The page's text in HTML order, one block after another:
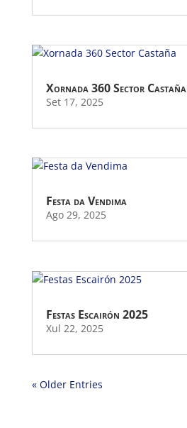
Xornada 360 Sector Castaña
Set 17, 2025
Festa da Vendima
Ago 29, 2025
Festas Escairón 2025
Xul 22, 2025
« Older Entries